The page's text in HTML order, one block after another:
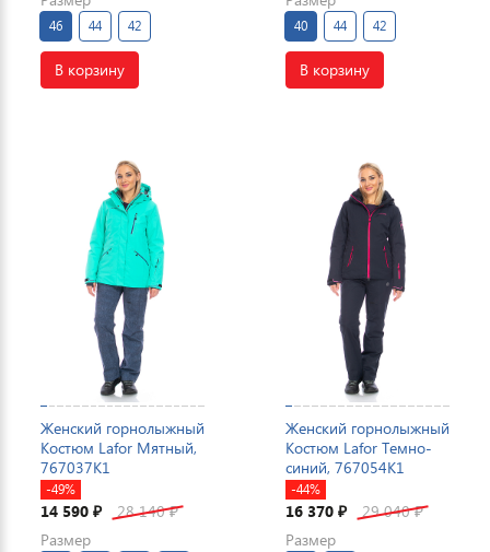
46 44 42
В корзину
40 44 42
В корзину
Женский горнолыжный
Костюм Lafor Мятный,
767037K1
-49%
14 590 ₽ 28 140₽
Размер
Женский горнолыжный
Костюм Lafor Темно-
синий, 767054K1
-44%
16 370 ₽ 29 040₽
Размер